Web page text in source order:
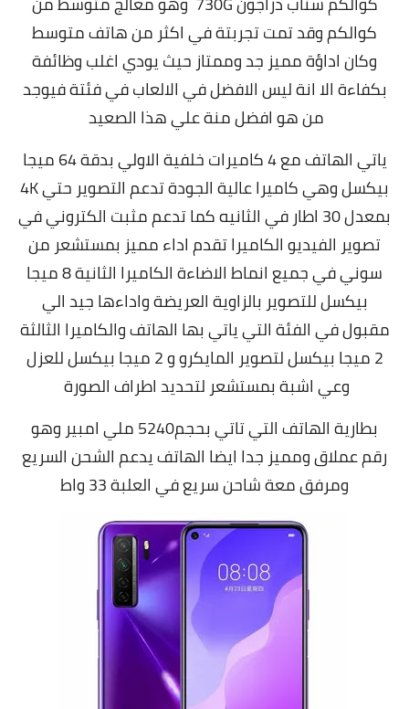
كوالكم وقد تمت تجربتة في اكثر من هاتف متوسط
وكان اداؤة مميز جد وممتاز حيث يودي اغلب وظائفة
بكفاءة الا انة ليس الافضل في الالعاب في فئتة فيوجد
من هو افضل منة علي هذا الصعيد
ياتي الهاتف مع 4 كاميرات خلفية الاولي بدقة 64 ميجا
بيكسل وهي كاميرا عالية الجودة تدعم التصوير حتي 4K
بمعدل 30 اطار في الثانيه كما تدعم مثبت الكتروني في
تصوير الفيديو الكاميرا تقدم اداء مميز بمستشعر من
سوني في جميع انماط الاضاءة الكاميرا الثانية 8 ميجا
بيكسل للتصوير بالزاوية العريضة واداءها جيد الي
مقبول في الفئة التي ياتي بها الهاتف والكاميرا الثالثة
2 ميجا بيكسل لتصوير المايكرو و 2 ميجا بيكسل للعزل
وعي اشبة بمستشعر لتحديد اطراف الصورة
بطارية الهاتف التي تاتي بحجم5240 ملي امبير وهو
رقم عملاق ومميز جدا ايضا الهاتف يدعم الشحن السريع
ومرفق معة شاحن سريع في العلبة 33 واط